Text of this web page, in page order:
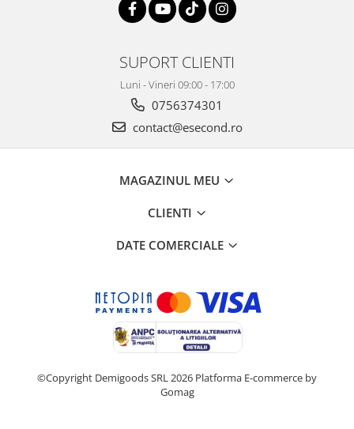
SUPORT CLIENTI
Luni - Vineri 09:00 - 17:00
0756374301
contact@esecond.ro
MAGAZINUL MEU
CLIENTI
DATE COMERCIALE
©Copyright Demigoods SRL 2026 Platforma E-commerce by
Gomag